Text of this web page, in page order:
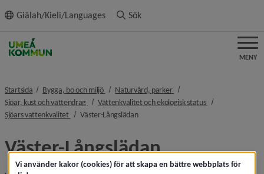
innehållet
Giälah/Kieli/Languages Sök
MENY
Startsida Bygga, bo och miljö nivå i brödsmulenavigeringen
Naturvård, parker nivå i
Sjöar, kust och vattendrag nivå i brödsmulenavigeringen
Vattenkvalitet och ekologisk status nivå i
Sjöars vattenkvalitet nivå i brödsmulenavigeringen
Väster-Långslädannivå i brödsmulenavigeringen
Väster-Långslädan
Vi använder kakor (cookies) för att skapa en bättre webbplats för